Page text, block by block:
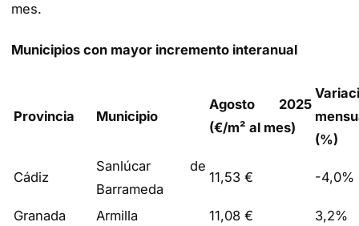
mes.
Municipios con mayor incremento interanual
Provincia Municipio
Agosto 2025
(€/m² al mes)
(%)
Cádiz
Sanlúcar de
Barrameda
11,53 € -4,0%
Granada Armilla 11,08 €
3,2%